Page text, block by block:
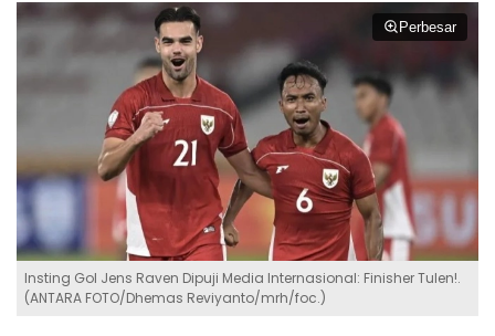
Perbesar
Insting Gol Jens Raven Dipuji Media Internasional: Finisher Tulen!.
(ANTARA FOTO/Dhemas Reviyanto/mrh/foc.)